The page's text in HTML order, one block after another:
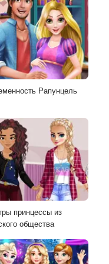
Рапунцель
принцессы из
общества